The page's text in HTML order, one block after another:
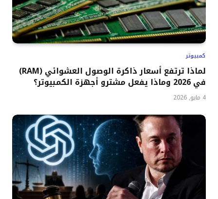
كمبيوتر
لماذا ترتفع أسعار ذاكرة الوصول العشوائي (RAM)
في 2026 وماذا يفعل مشترو أجهزة الكمبيوتر؟
4 مايو, 2026